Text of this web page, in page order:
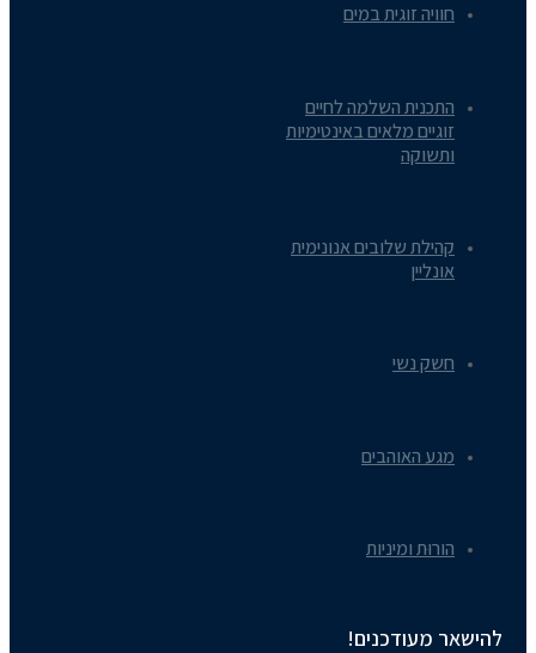
חוויה זוגית במים
התכנית השלמה לחיים
זוגיים מלאים באינטימיות
ותשוקה
קהילת שלובים אנונימית
אונליין
חשק נשי
מגע האוהבים
הורוּת ומיניות
להישאר מעודכנים!